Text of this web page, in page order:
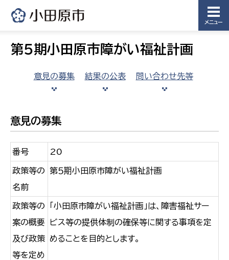
メニュー
第５期小田原市障がい福祉計画
意見の募集 結果の公表 問い合わせ先等
意見の募集
番号 20
政策等の
名前
第５期小田原市障がい福祉計画
政策等の
案の概要
及び政策
等を定め
「小田原市障がい福祉計画」は、障害福祉サー
ビス等の提供体制の確保等に関する事項を定
めることを目的とします。